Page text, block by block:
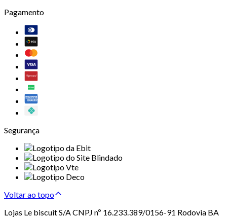
Pagamento
Segurança
Voltar ao topo
Lojas Le biscuit S/A CNPJ nº 16.233.389/0156-91 Rodovia BA